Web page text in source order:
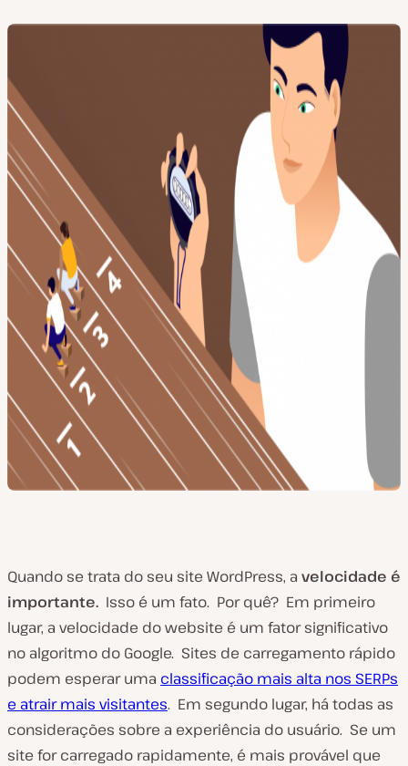
Quando se trata do seu site WordPress, a velocidade é
importante. Isso é um fato. Por quê? Em primeiro
lugar, a velocidade do website é um fator significativo
no algoritmo do Google. Sites de carregamento rápido
podem esperar uma classificação mais alta nos SERPs
e atrair mais visitantes. Em segundo lugar, há todas as
considerações sobre a experiência do usuário. Se um
site for carregado rapidamente, é mais provável que